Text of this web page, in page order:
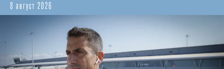
8 август 2026